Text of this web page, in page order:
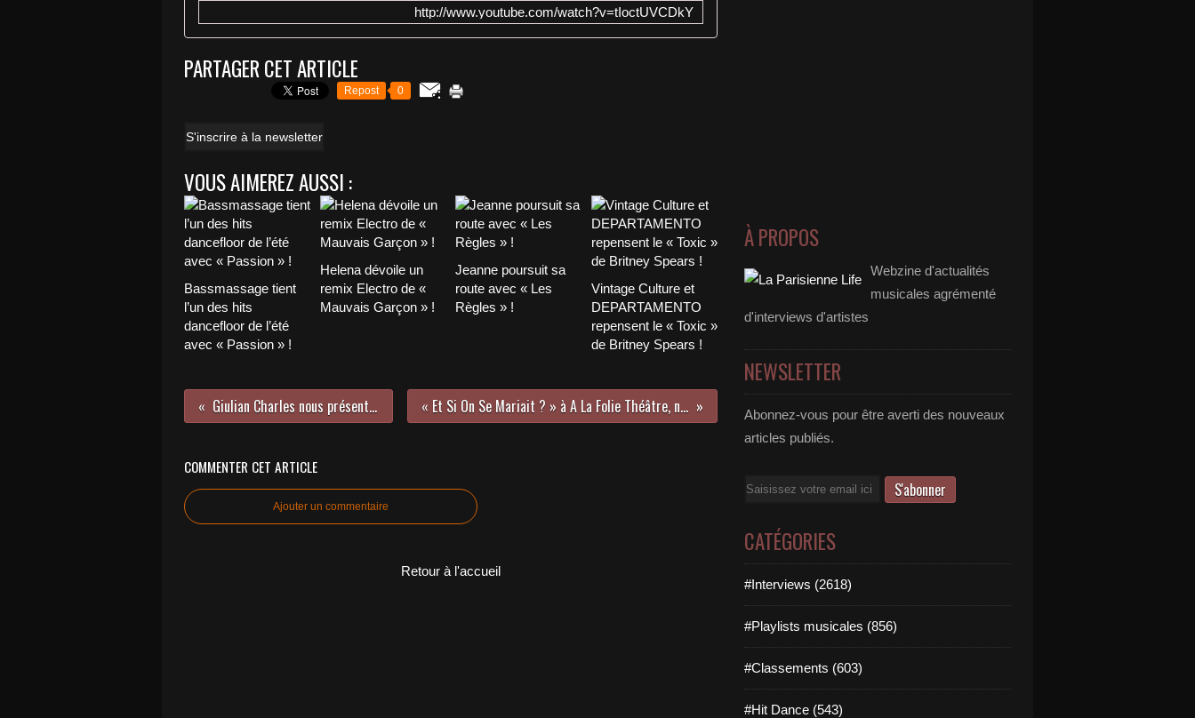
http://www.youtube.com/watch?v=tIoctUVCDkY
PARTAGER CET ARTICLE
Repost 0
S'inscrire à la newsletter
VOUS AIMEREZ AUSSI :
Bassmassage tient
l’un des hits
dancefloor de l’été
avec « Passion » !
Helena dévoile un
remix Electro de «
Mauvais Garçon » !
Jeanne poursuit sa
route avec « Les
Règles » !
Vintage Culture et
DEPARTAMENTO
repensent le « Toxic »
de Britney Spears !
Giulian Charles nous présente Jackie ! « Et Si On Se Mariait ? » à A La Folie Théâtre, nous y étions !
COMMENTER CET ARTICLE
Ajouter un commentaire
Retour à l'accueil
À PROPOS
Webzine d'actualités
musicales agrémenté
d'interviews d'artistes
NEWSLETTER
Abonnez-vous pour être averti des nouveaux
articles publiés.
Email
CATÉGORIES
#Interviews (2618)
#Playlists musicales (856)
#Classements (603)
#Hit Dance (543)